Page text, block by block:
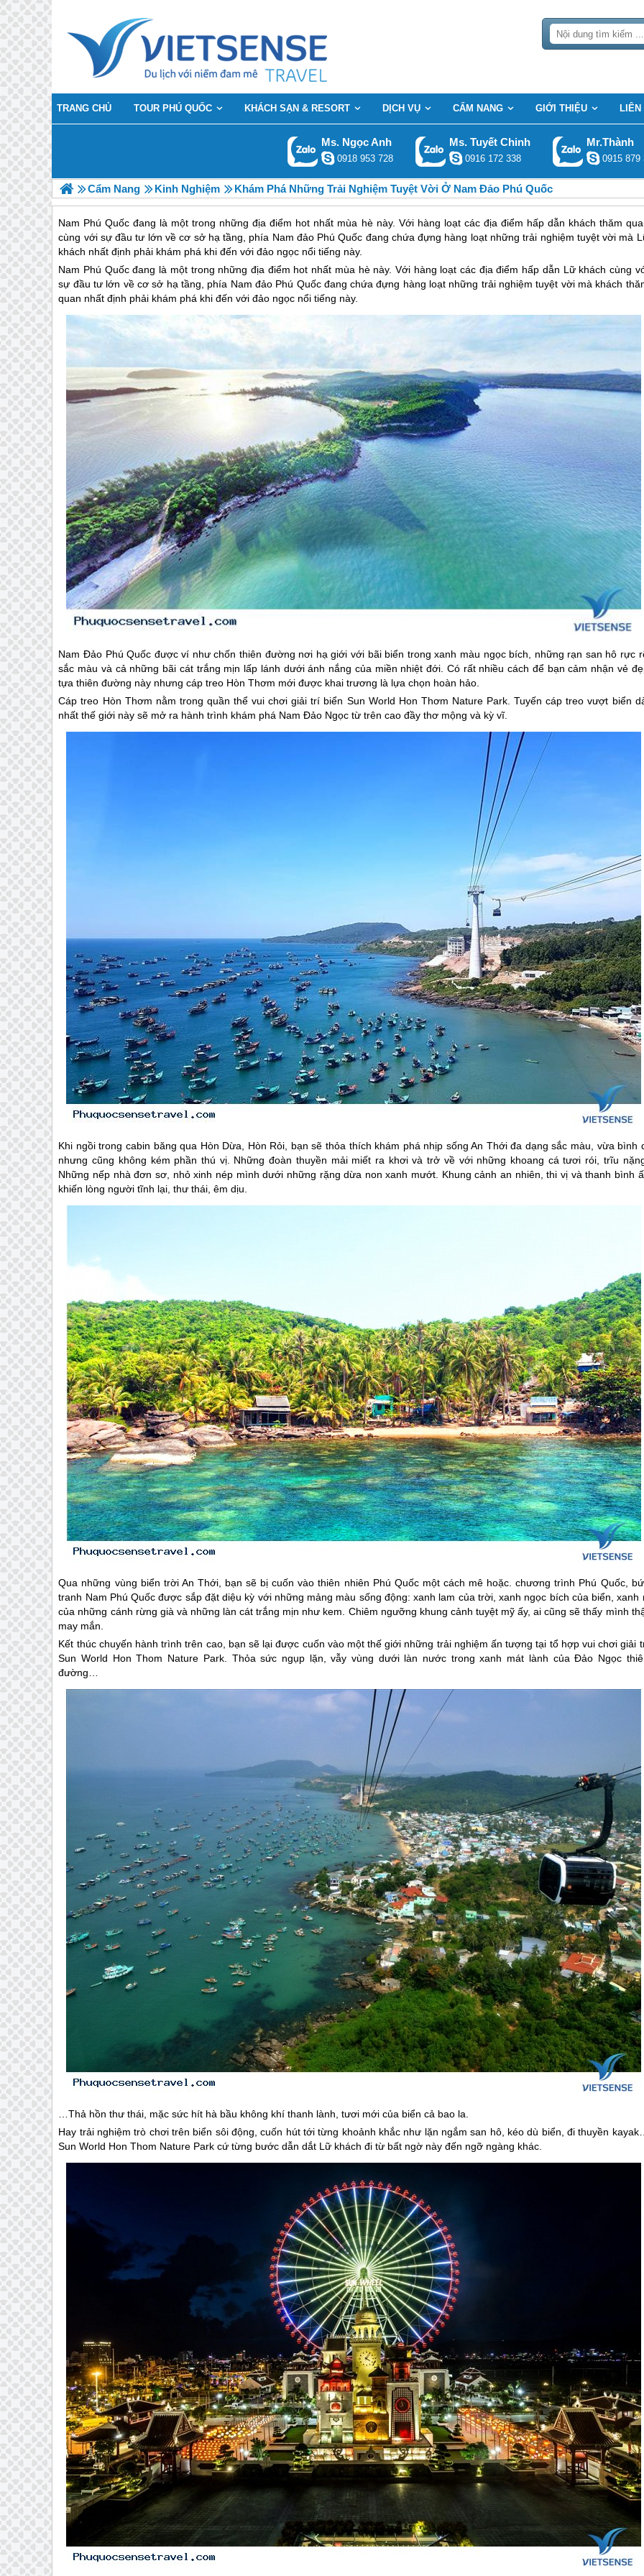
TRANG CHỦ TOUR PHÚ QUỐC KHÁCH SẠN & RESORT DỊCH VỤ CẨM NANG GIỚI THIỆU LIÊN
Ms. Ngọc Anh
0918 953 728
Ms. Tuyết Chinh
0916 172 338
Mr.Thành
0915 879
Cẩm Nang Kinh Nghiệm Khám Phá Những Trải Nghiệm Tuyệt Vời Ở Nam Đảo Phú Quốc
Nam Phú Quốc đang là một trong những địa điểm hot nhất mùa hè này. Với hàng loạt các địa điểm hấp dẫn khách thăm
cùng với sự đầu tư lớn về cơ sở hạ tầng, phía Nam đảo Phú Quốc đang chứa đựng hàng loạt những trải nghiệm tuyệt vời mà
khách nhất định phải khám phá khi đến với đảo ngọc nổi tiếng này.
Nam Phú Quốcđang là một trong những địa điểm hot nhất mùa hè này. Với hàng loạt các địa điểm hấp dẫn Lữ khách cùng
sự đầu tư lớn về cơ sở hạ tầng, phía Nam đảo Phú Quốcđang chứa đựng hàng loạt những trải nghiệm tuyệt vời mà khách
quan nhất định phải khám phá khi đến với đảo ngọc nổi tiếng này.
Nam Đảo Phú Quốc được ví như chốn thiên đường nơi hạ giới với bãi biển trong xanh màu ngọc bích, những rạn san hô rực
sắc màu và cả những bãi cát trắng mịn lấp lánh dưới ánh nắng của miền nhiệt đới. Có rất nhiều cách để bạn cảm nhận vẻ
tựa thiên đường này nhưng cáp treo Hòn Thơm mới được khai trương là lựa chọn hoàn hảo.
Cáp treo Hòn Thơm nằm trong quần thể vui chơi giải trí biển Sun World Hon Thơm Nature Park. Tuyến cáp treo vượt biển
nhất thế giới này sẽ mở ra hành trình khám phá Nam Đảo Ngọc từ trên cao đầy thơ mộng và kỳ vĩ.
Khi ngồi trong cabin băng qua Hòn Dừa, Hòn Rỏi, bạn sẽ thỏa thích khám phá nhịp sống An Thới đa dạng sắc màu, vừa bình
nhưng cũng không kém phần thú vị. Những đoàn thuyền mải miết ra khơi và trở về với những khoang cá tươi rói, trĩu
Những nếp nhà đơn sơ, nhỏ xinh nép mình dưới những rặng dừa non xanh mướt. Khung cảnh an nhiên, thi vị và thanh bình
khiến lòng người tĩnh lại, thư thái, êm dịu.
Qua những vùng biển trời An Thới, bạn sẽ bị cuốn vào thiên nhiên Phú Quốcmột cách mê hoặc. chương trình Phú Quốc,
tranh Nam Phú Quốc được sắp đặt diệu kỳ với những mảng màu sống động: xanh lam của trời, xanh ngọc bích của biển, xanh
của những cánh rừng già và những làn cát trắng mịn như kem. Chiêm ngưỡng khung cảnh tuyệt mỹ ấy, ai cũng sẽ thấy mình
may mắn.
Kết thúc chuyến hành trình trên cao, bạn sẽ lại được cuốn vào một thế giới những trải nghiệm ấn tượng tại tổ hợp vui chơi giải
Sun World Hon Thom Nature Park. Thỏa sức ngụp lặn, vẫy vùng dưới làn nước trong xanh mát lành của Đảo Ngọc
đường…
…Thả hồn thư thái, mặc sức hít hà bầu không khí thanh lành, tươi mới của biển cả bao la.
Hay trải nghiệm trò chơi trên biển sôi động, cuốn hút tới từng khoảnh khắc như lặn ngắm san hô, kéo dù biển, đi thuyền
Sun World Hon Thom Nature Park cứ từng bước dẫn dắt Lữ khách đi từ bất ngờ này đến ngỡ ngàng khác.